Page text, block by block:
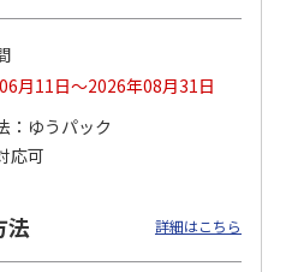
町 KMC-15Ｒ
（4）
円
税込)
月11日～2026年08月31日
ゆうパック
応可
法 詳細はこちら